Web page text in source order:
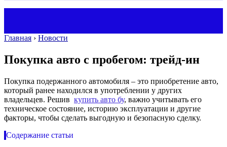
Главная › Новости
Покупка авто с пробегом: трейд-ин
Покупка подержанного автомобиля – это приобретение авто,
который ранее находился в употреблении у других
владельцев. Решив купить авто бу, важно учитывать его
техническое состояние, историю эксплуатации и другие
факторы, чтобы сделать выгодную и безопасную сделку.
Содержание статьи